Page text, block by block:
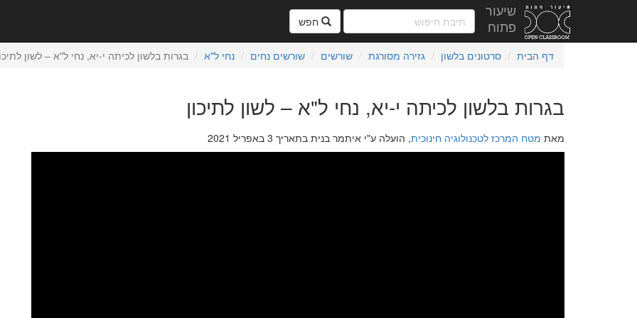
שיעור
פתוח
חפש
דף הבית סרטונים בלשון גזירה מסורגת שורשים שורשים נחים נחי ל"א בגרות בלשון לכיתה י-יא, נחי ל"א – לשון
בגרות בלשון לכיתה י-יא, נחי ל"א – לשון לתיכון
מאת מטח המרכז לטכנולוגיה חינוכית, הועלה ע"י איתמר בנית בתאריך 3 באפריל 2021